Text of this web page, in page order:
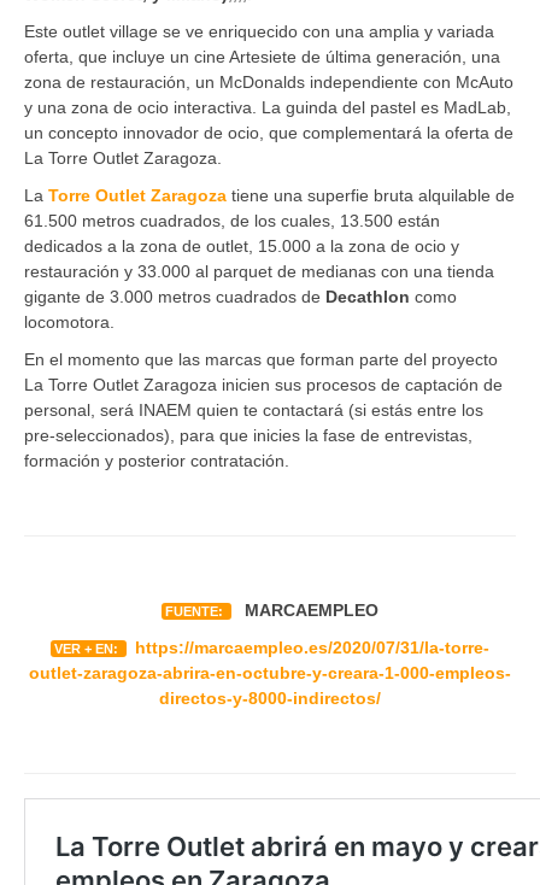
Este outlet village se ve enriquecido con una amplia y variada
oferta, que incluye un cine Artesiete de última generación, una
zona de restauración, un McDonalds independiente con McAuto
y una zona de ocio interactiva. La guinda del pastel es MadLab,
un concepto innovador de ocio, que complementará la oferta de
La Torre Outlet Zaragoza.
La Torre Outlet Zaragoza tiene una superfie bruta alquilable de
61.500 metros cuadrados, de los cuales, 13.500 están
dedicados a la zona de outlet, 15.000 a la zona de ocio y
restauración y 33.000 al parquet de medianas con una tienda
gigante de 3.000 metros cuadrados de Decathlon como
locomotora.
En el momento que las marcas que forman parte del proyecto
La Torre Outlet Zaragoza inicien sus procesos de captación de
personal, será INAEM quien te contactará (si estás entre los
pre-seleccionados), para que inicies la fase de entrevistas,
formación y posterior contratación.
FUENTE: MARCAEMPLEO
VER + EN:
https://marcaempleo.es/2020/07/31/la-torre-
outlet-zaragoza-abrira-en-octubre-y-creara-1-000-empleos-
directos-y-8000-indirectos/